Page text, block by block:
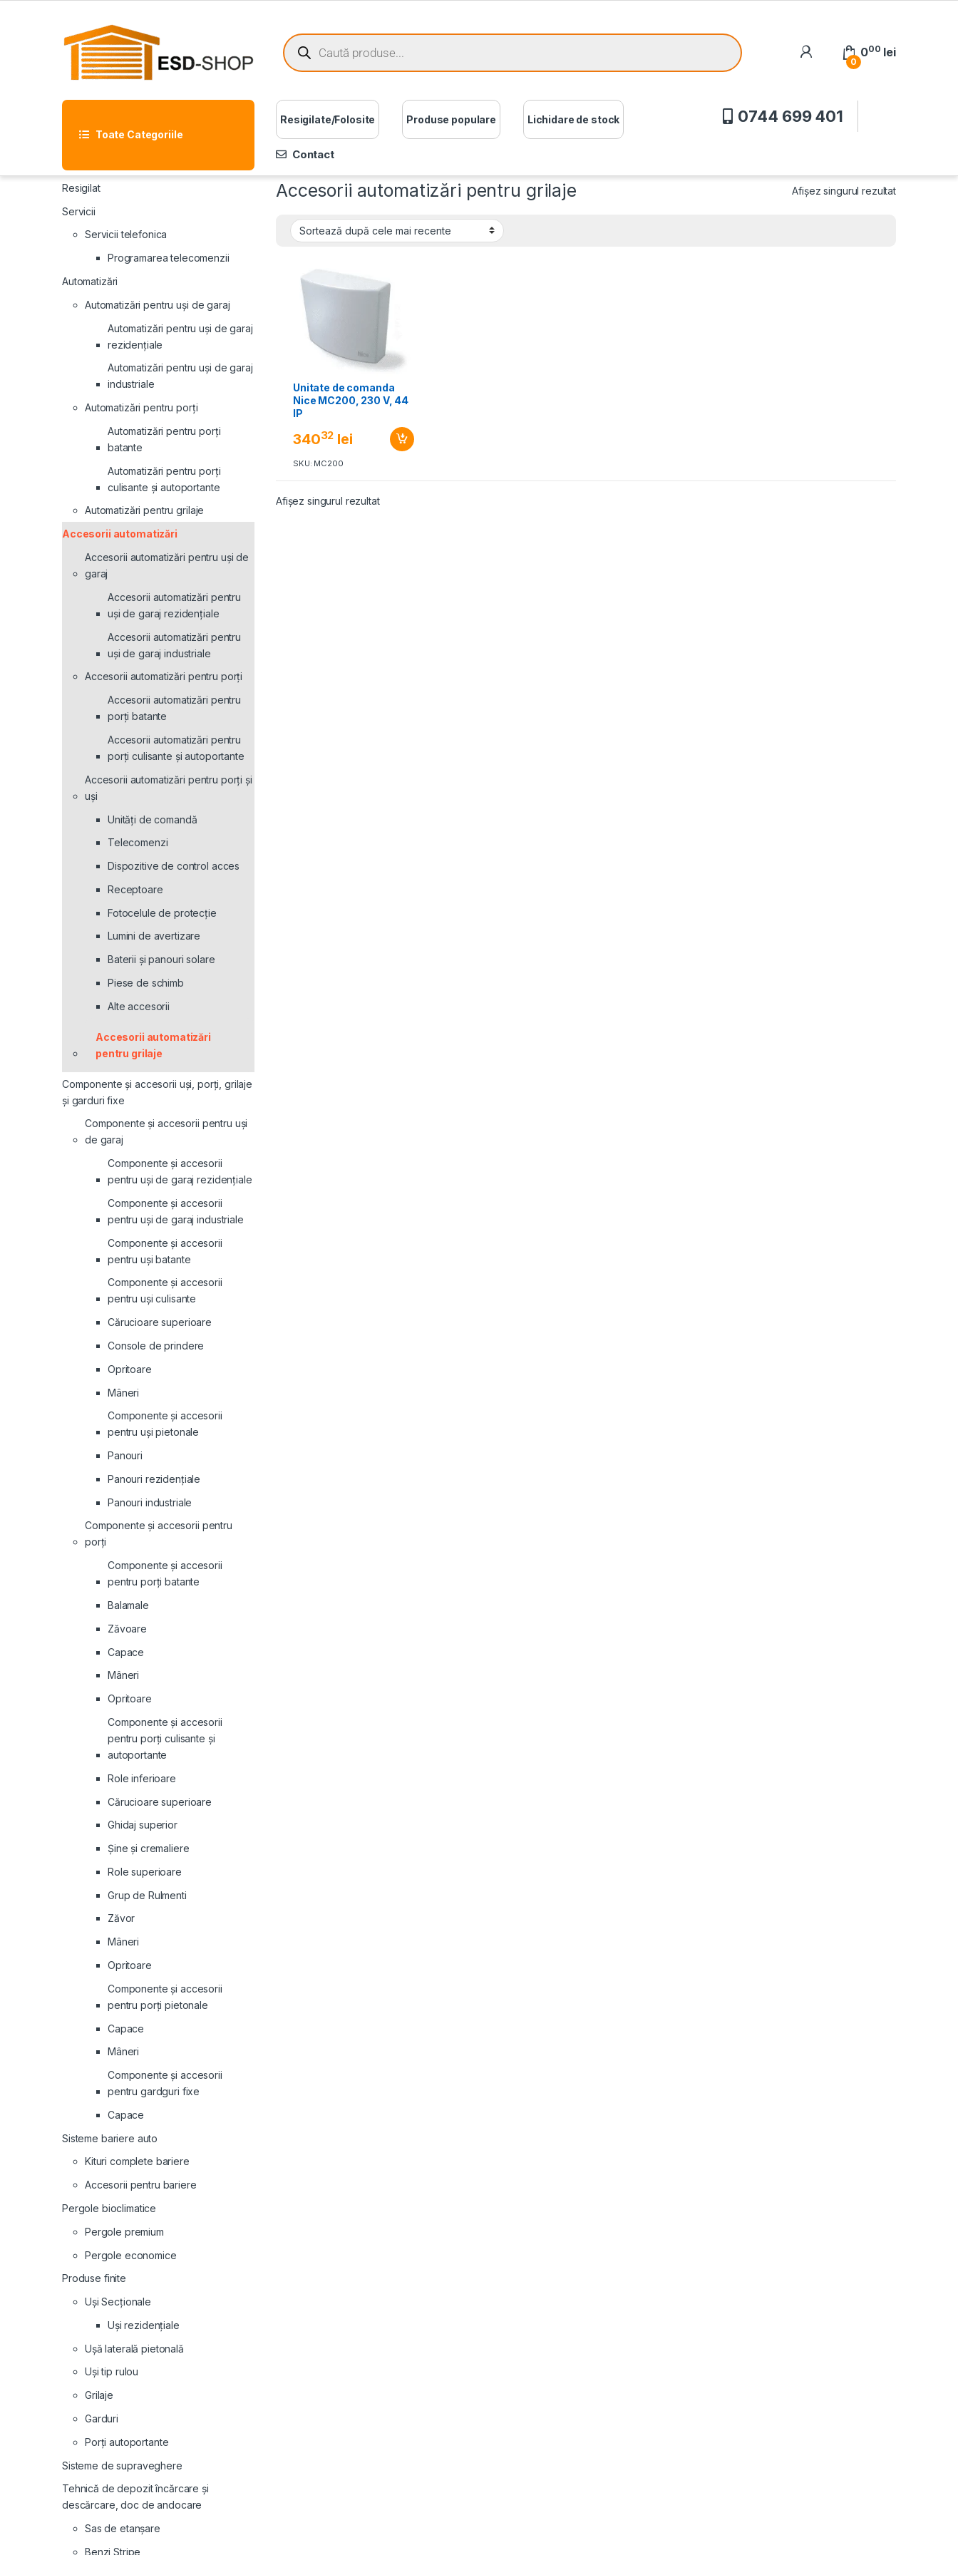
0
000 lei
Toate Categoriile
Resigilate/Folosite Produse populare Lichidare de stock 0744 699 401
Contact
Accesorii automatizări pentru grilaje Afișez singurul rezultat
Unitate de comanda
Nice MC200, 230 V, 44
IP
34032 lei
SKU: MC200
Afișez singurul rezultat
Resigilat
Servicii
Servicii telefonica
Programarea telecomenzii
Automatizări
Automatizări pentru uși de garaj
Automatizări pentru uși de garaj
rezidențiale
Automatizări pentru uși de garaj
industriale
Automatizări pentru porți
Automatizări pentru porți
batante
Automatizări pentru porți
culisante și autoportante
Automatizări pentru grilaje
Accesorii automatizări
Accesorii automatizări pentru uși de
garaj
Accesorii automatizări pentru
uși de garaj rezidențiale
Accesorii automatizări pentru
uși de garaj industriale
Accesorii automatizări pentru porți
Accesorii automatizări pentru
porți batante
Accesorii automatizări pentru
porți culisante și autoportante
Accesorii automatizări pentru porți și
uși
Unități de comandă
Telecomenzi
Dispozitive de control acces
Receptoare
Fotocelule de protecție
Lumini de avertizare
Baterii și panouri solare
Piese de schimb
Alte accesorii
Accesorii automatizări
pentru grilaje
Componente și accesorii uși, porți, grilaje
și garduri fixe
Componente și accesorii pentru uși
de garaj
Componente și accesorii
pentru uși de garaj rezidențiale
Componente și accesorii
pentru uși de garaj industriale
Componente și accesorii
pentru uși batante
Componente și accesorii
pentru uși culisante
Cărucioare superioare
Console de prindere
Opritoare
Mâneri
Componente și accesorii
pentru uși pietonale
Panouri
Panouri rezidenţiale
Panouri industriale
Componente și accesorii pentru
porți
Componente și accesorii
pentru porți batante
Balamale
Zăvoare
Capace
Mâneri
Opritoare
Componente și accesorii
pentru porți culisante și
autoportante
Role inferioare
Cărucioare superioare
Ghidaj superior
Şine şi cremaliere
Role superioare
Grup de Rulmenti
Zăvor
Mâneri
Opritoare
Componente și accesorii
pentru porți pietonale
Capace
Mâneri
Componente și accesorii
pentru gardguri fixe
Capace
Sisteme bariere auto
Kituri complete bariere
Accesorii pentru bariere
Pergole bioclimatice
Pergole premium
Pergole economice
Produse finite
Uși Secționale
Uși rezidențiale
Ușă laterală pietonală
Uși tip rulou
Grilaje
Garduri
Porți autoportante
Sisteme de supraveghere
Tehnică de depozit încărcare și
descărcare, doc de andocare
Sas de etanșare
Benzi Stripe